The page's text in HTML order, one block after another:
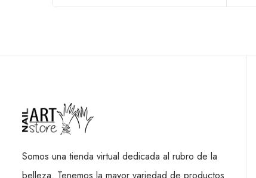
Somos una tienda virtual dedicada al rubro de la